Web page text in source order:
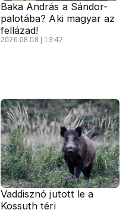
Baka András a Sándor-
palotába? Aki magyar az
fellázad!
2026.08.08 | 13:42
Vaddisznó jutott le a
Kossuth téri